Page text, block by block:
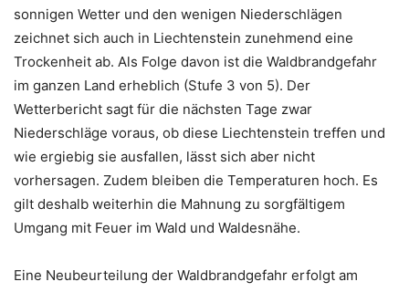
sonnigen Wetter und den wenigen Niederschlägen
zeichnet sich auch in Liechtenstein zunehmend eine
Trockenheit ab. Als Folge davon ist die Waldbrandgefahr
im ganzen Land erheblich (Stufe 3 von 5). Der
Wetterbericht sagt für die nächsten Tage zwar
Niederschläge voraus, ob diese Liechtenstein treffen und
wie ergiebig sie ausfallen, lässt sich aber nicht
vorhersagen. Zudem bleiben die Temperaturen hoch. Es
gilt deshalb weiterhin die Mahnung zu sorgfältigem
Umgang mit Feuer im Wald und Waldesnähe.
Eine Neubeurteilung der Waldbrandgefahr erfolgt am